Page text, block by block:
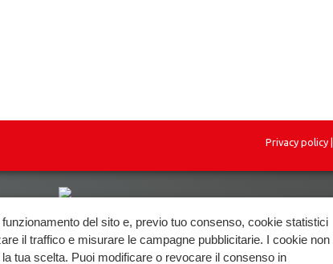
del sito e, previo tuo consenso, cookie statistici
il traffico e misurare le campagne pubblicitarie. I cookie non
tua scelta. Puoi modificare o revocare il consenso in
Privacy policy|
Technologies Srl VAT. 01118070927